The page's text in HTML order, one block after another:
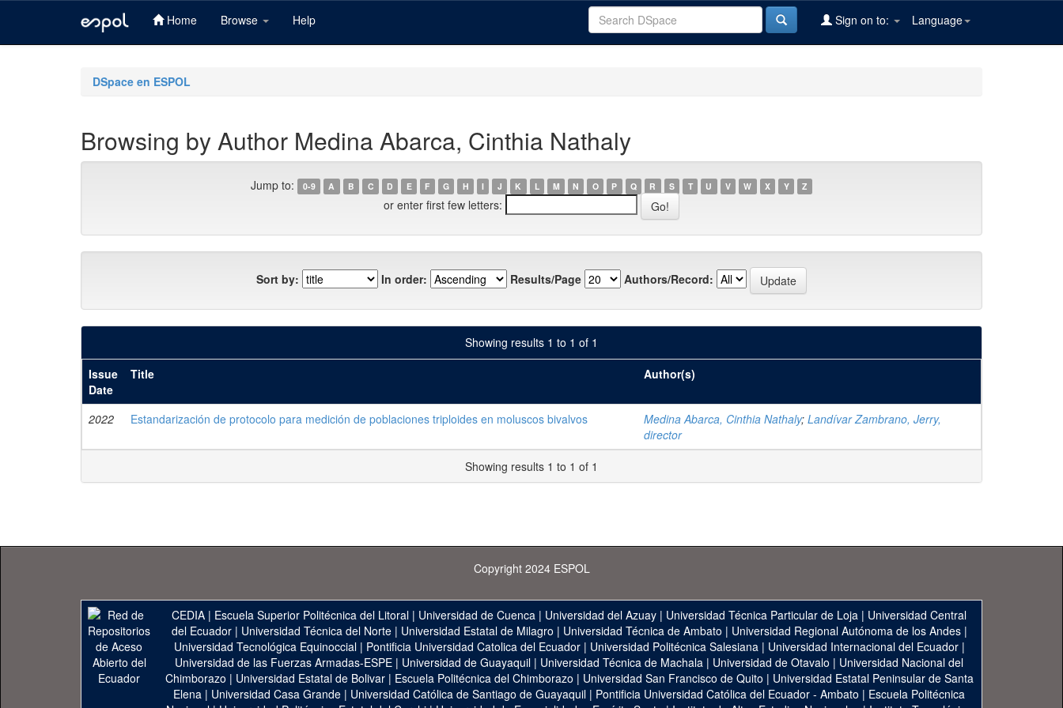
Home Browse Help Language
Sign on to:
DSpace en ESPOL
Browsing by Author Medina Abarca, Cinthia Nathaly
Jump to: 0-9 A B C D E F G H I J K L M N O P Q R S T U V W X Y Z
or enter first few letters:
Sort by: In order: Results/Page Authors/Record:
Showing results 1 to 1 of 1
Issue
Date
Title Author(s)
2022 Estandarización de protocolo para medición de poblaciones triploides en moluscos bivalvos Medina Abarca, Cinthia Nathaly; Landívar Zambrano, Jerry,
director
Showing results 1 to 1 of 1
Copyright 2024 ESPOL
CEDIA | Escuela Superior Politécnica del Litoral | Universidad de Cuenca | Universidad del Azuay | Universidad Técnica Particular de Loja | Universidad Central
del Ecuador| Universidad Técnica del Norte| Universidad Estatal de Milagro | Universidad Técnica de Ambato | Universidad Regional Autónoma de los Andes|
Universidad Tecnológica Equinoccial| Pontificia Universidad Catolica del Ecuador| Universidad Politécnica Salesiana| Universidad Internacional del Ecuador|
Universidad de las Fuerzas Armadas-ESPE | Universidad de Guayaquil | Universidad Técnica de Machala | Universidad de Otavalo | Universidad Nacional del
Chimborazo | Universidad Estatal de Bolivar| Escuela Politécnica del Chimborazo | Universidad San Francisco de Quito | Universidad Estatal Peninsular de Santa
Elena | Universidad Casa Grande | Universidad Católica de Santiago de Guayaquil | Pontificia Universidad Católica del Ecuador - Ambato | Escuela Politécnica